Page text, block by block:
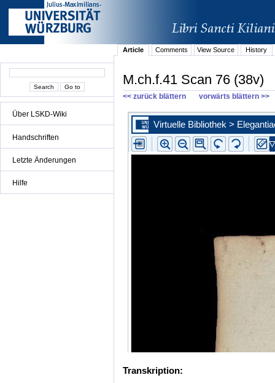
Über LSKD-Wiki
Handschriften
Letzte Änderungen
Hilfe
Article Comments View Source History
M.ch.f.41 Scan 76 (38v)
<< zurück blättern vorwärts blättern >>
Transkription: